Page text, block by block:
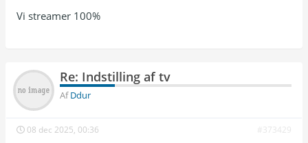
Vi streamer 100%
Re: Indstilling af tv
AfDdur
08 dec 2025, 00:36 #373429